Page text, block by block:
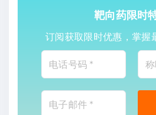
靶向药限时
订阅获取限时优惠，掌握